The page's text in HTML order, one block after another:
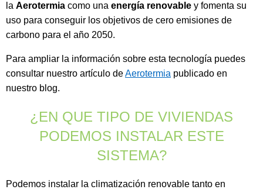
la Aerotermia como una energía renovable y fomenta su
uso para conseguir los objetivos de cero emisiones de
carbono para el año 2050.
Para ampliar la información sobre esta tecnología puedes
consultar nuestro artículo deAerotermia publicado en
nuestro blog.
¿EN QUE TIPO DE VIVIENDAS
PODEMOS INSTALAR ESTE
SISTEMA?
Podemos instalar la climatización renovable tanto en